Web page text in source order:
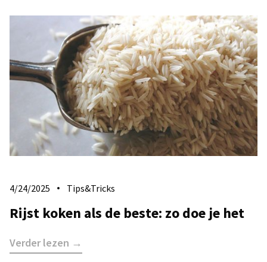
4/24/2025 Tips&Tricks
Rijst koken als de beste: zo doe je het
Verder lezen →